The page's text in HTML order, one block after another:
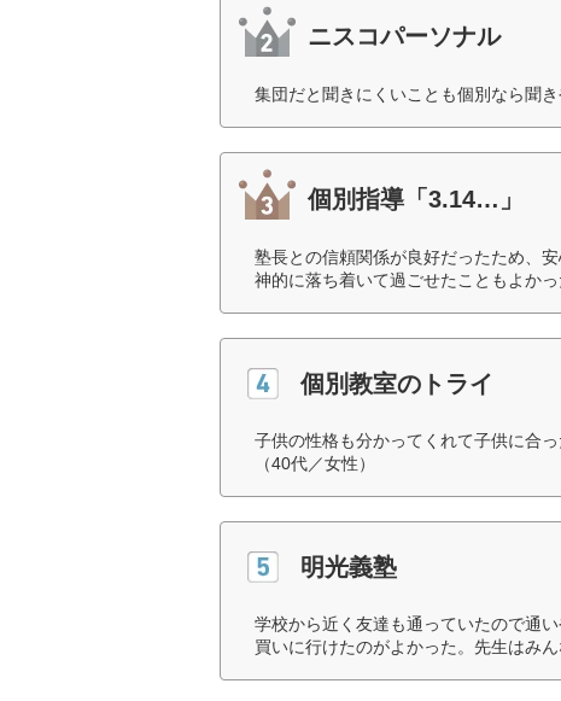
ニスコパーソナル
集団だと聞きにくいことも個別なら聞
個別指導「3.14…」
塾長との信頼関係が良好だったため、
神的に落ち着いて過ごせたこともよかっ
個別教室のトライ
子供の性格も分かってくれて子供に合
（40代／女性）
明光義塾
学校から近く友達も通っていたので通
買いに行けたのがよかった。先生はみ